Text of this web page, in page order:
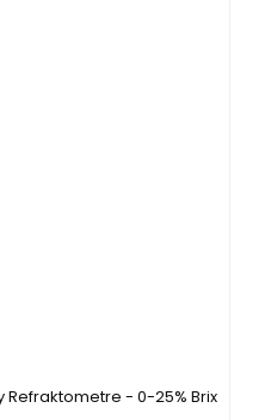
Refraktometre - 0-25% Brix